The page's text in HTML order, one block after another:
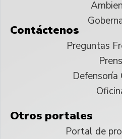
Contáctenos
Preguntas
Defensoría
Otros portales
Portal de